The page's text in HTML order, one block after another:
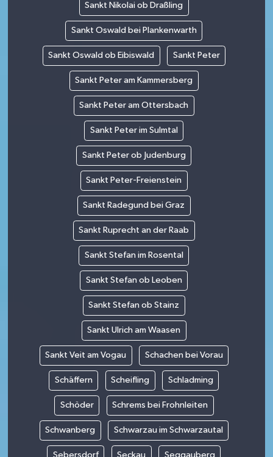
Sankt Nikolai ob Draßling
Sankt Oswald bei Plankenwarth
Sankt Oswald ob Eibiswald Sankt Peter
Sankt Peter am Kammersberg
Sankt Peter am Ottersbach
Sankt Peter im Sulmtal
Sankt Peter ob Judenburg
Sankt Peter-Freienstein
Sankt Radegund bei Graz
Sankt Ruprecht an der Raab
Sankt Stefan im Rosental
Sankt Stefan ob Leoben
Sankt Stefan ob Stainz
Sankt Ulrich am Waasen
Sankt Veit am Vogau Schachen bei Vorau
Schäffern Scheifling Schladming
Schöder Schrems bei Frohnleiten
Schwanberg Schwarzau im Schwarzautal
Sebersdorf Seckau Seggauberg